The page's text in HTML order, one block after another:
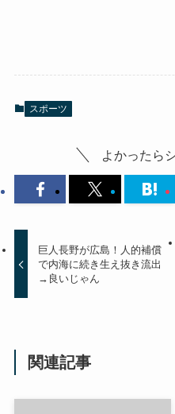
スポーツ
よかったら
巨人長野が広島！人的補償
で内海に続き生え抜き流出
→良いじゃん
関連記事